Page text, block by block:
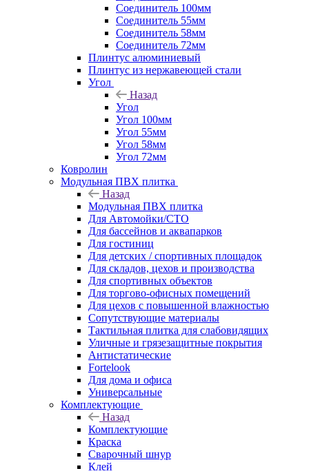
Соединитель 100мм
Соединитель 55мм
Соединитель 58мм
Соединитель 72мм
Плинтус алюминиевый
Плинтус из нержавеющей стали
Угол
Назад
Угол
Угол 100мм
Угол 55мм
Угол 58мм
Угол 72мм
Ковролин
Модульная ПВХ плитка
Назад
Модульная ПВХ плитка
Для Автомойки/СТО
Для бассейнов и аквапарков
Для гостиниц
Для детских / спортивных площадок
Для складов, цехов и производства
Для спортивных объектов
Для торгово-офисных помещений
Для цехов с повышенной влажностью
Сопутствующие материалы
Тактильная плитка для слабовидящих
Уличные и грязезащитные покрытия
Антистатические
Fortelook
Для дома и офиса
Универсальные
Комплектующие
Назад
Комплектующие
Краска
Сварочный шнур
Клей